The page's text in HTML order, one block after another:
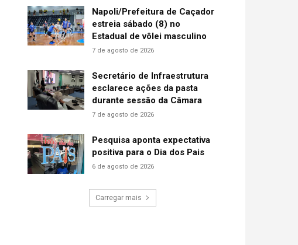
Napoli/Prefeitura de Caçador
estreia sábado (8) no
Estadual de vôlei masculino
7 de agosto de 2026
Secretário de Infraestrutura
esclarece ações da pasta
durante sessão da Câmara
7 de agosto de 2026
Pesquisa aponta expectativa
positiva para o Dia dos Pais
6 de agosto de 2026
Carregar mais